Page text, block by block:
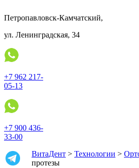
Петропавловск-Камчатский,
ул. Ленинградская, 34
+7 962 217-
05-13
+7 900 436-
33-00
ВитаДент > Технологии >
протезы